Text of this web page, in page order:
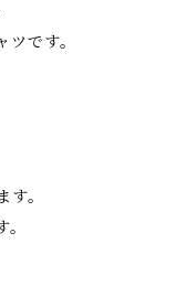
です。
。